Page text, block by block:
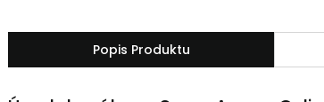
Popis Produktu